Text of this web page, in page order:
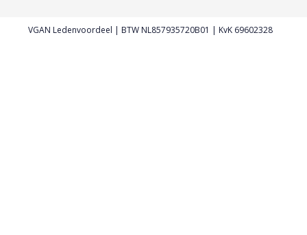
VGAN Ledenvoordeel | BTW NL857935720B01 | KvK 69602328